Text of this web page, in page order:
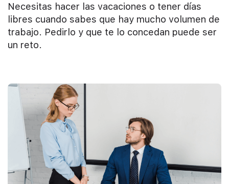
Necesitas hacer las vacaciones o tener días
libres cuando sabes que hay mucho volumen de
trabajo. Pedirlo y que te lo concedan puede ser
un reto.